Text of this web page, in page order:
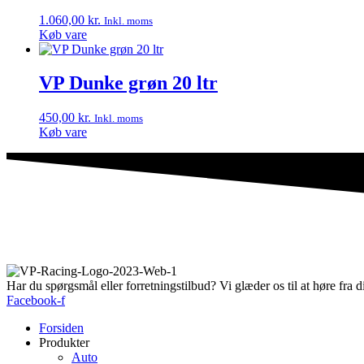
1.060,00 kr. Inkl. moms
Køb vare
VP Dunke grøn 20 ltr
450,00 kr. Inkl. moms
Køb vare
Har du spørgsmål eller forretningstilbud? Vi glæder os til at høre fra
Facebook-f
Forsiden
Produkter
Auto